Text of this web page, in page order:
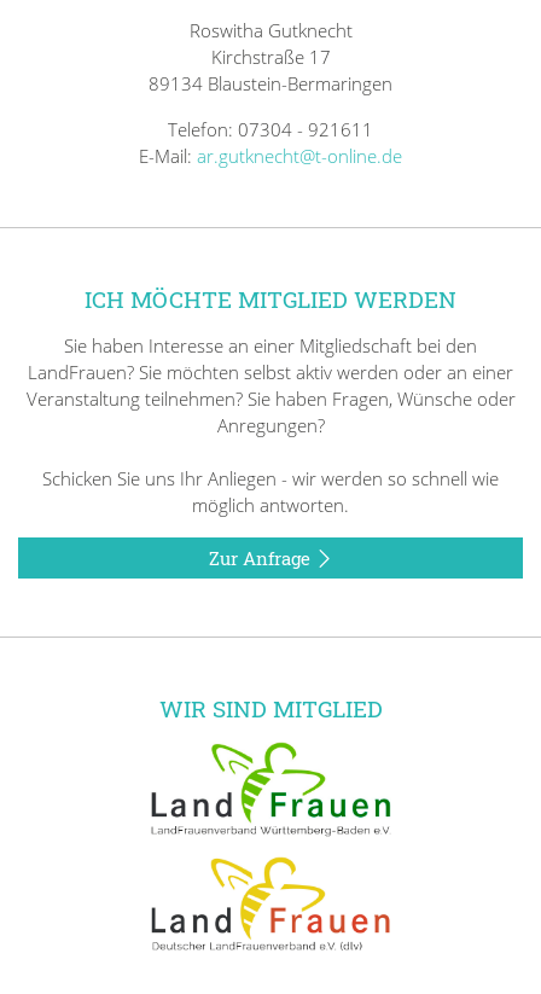
Roswitha Gutknecht
Kirchstraße 17
89134 Blaustein-Bermaringen
Telefon: 07304 - 921611
E-Mail: ar.gutknecht@t-online.de
ICH MÖCHTE MITGLIED WERDEN
Sie haben Interesse an einer Mitgliedschaft bei den
LandFrauen? Sie möchten selbst aktiv werden oder an einer
Veranstaltung teilnehmen? Sie haben Fragen, Wünsche oder
Anregungen?
Schicken Sie uns Ihr Anliegen - wir werden so schnell wie
möglich antworten.
Zur Anfrage
WIR SIND MITGLIED